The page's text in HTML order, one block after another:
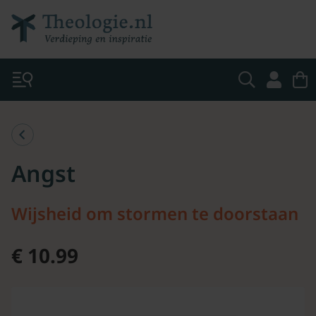
Angst
Wijsheid om stormen te doorstaan
€ 10.99